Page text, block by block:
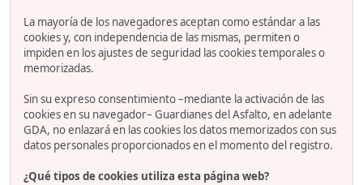
La mayoría de los navegadores aceptan como estándar a las
cookies y, con independencia de las mismas, permiten o
impiden en los ajustes de seguridad las cookies temporales o
memorizadas.
Sin su expreso consentimiento –mediante la activación de las
cookies en su navegador– Guardianes del Asfalto, en adelante
GDA, no enlazará en las cookies los datos memorizados con sus
datos personales proporcionados en el momento del registro.
¿Qué tipos de cookies utiliza esta página web?